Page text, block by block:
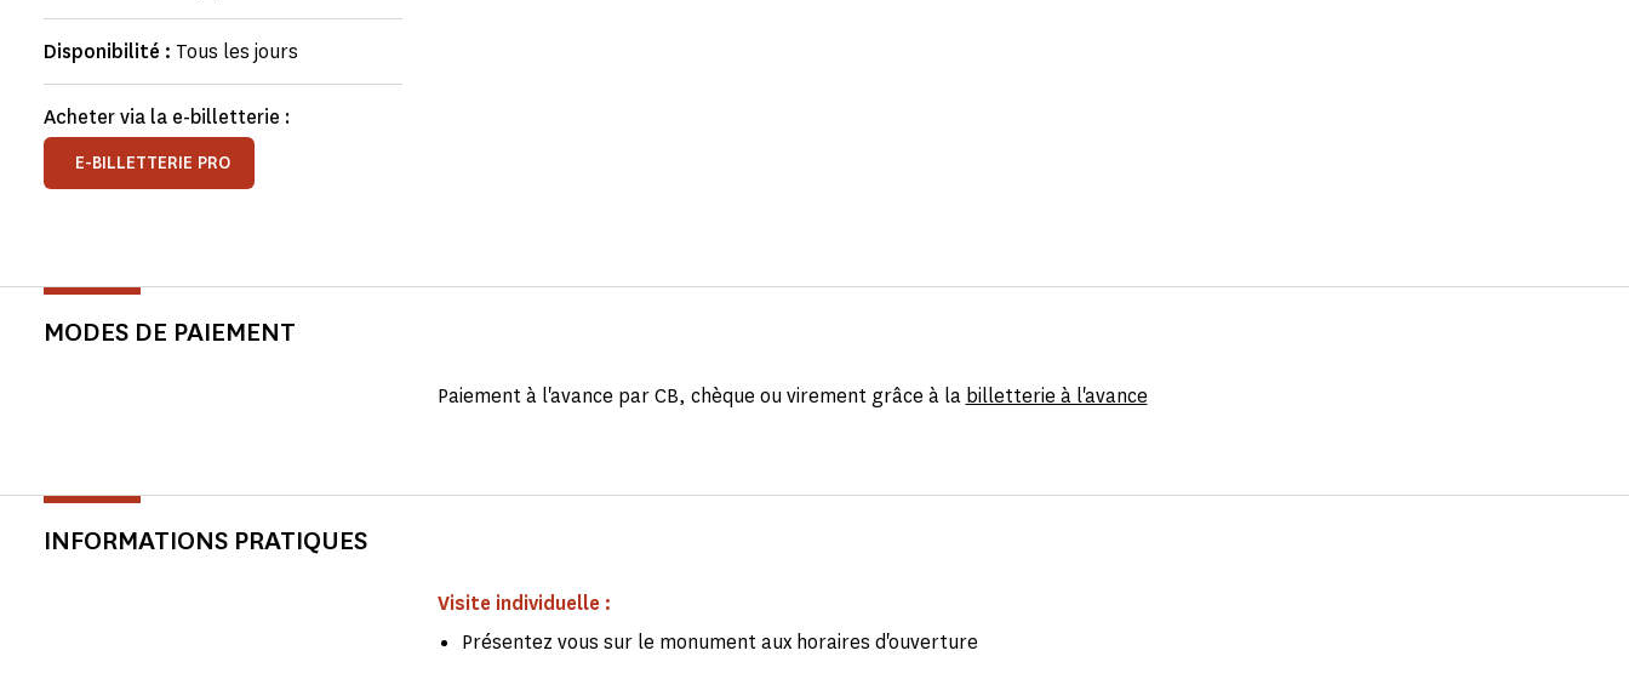
Disponibilité : Tous les jours
Acheter via la e-billetterie :
E-BILLETTERIE PRO
MODES DE PAIEMENT
Paiement à l'avance par CB, chèque ou virement grâce à la billetterie à l'avance
INFORMATIONS PRATIQUES
Visite individuelle :
Présentez vous sur le monument aux horaires d'ouverture